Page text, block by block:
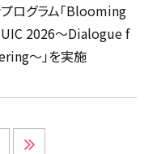
ログラム「Blooming
2026～Dialogue f
～」を実施